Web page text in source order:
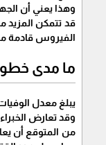
وهذا يعني أن
قد تتمكن المزيد
الفيروس قادمة
ما مدى
يبلغ معدل الوفيات في الفيروس حوالي 2%/ وهذا معدل وفيات مماثل
وقد تعارض
من المتوقع أن